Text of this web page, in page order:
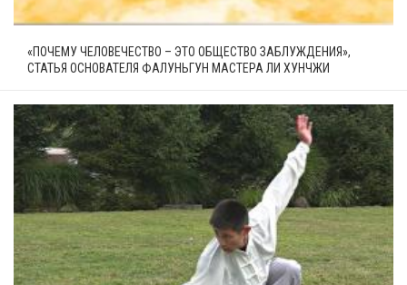
«ПОЧЕМУ ЧЕЛОВЕЧЕСТВО – ЭТО ОБЩЕСТВО ЗАБЛУЖДЕНИЯ»,
СТАТЬЯ ОСНОВАТЕЛЯ ФАЛУНЬГУН МАСТЕРА ЛИ ХУНЧЖИ